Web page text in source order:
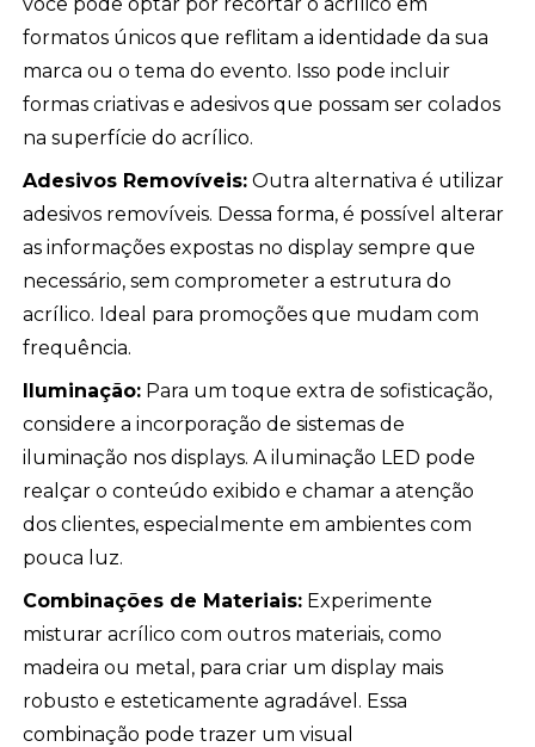
formatos únicos que reflitam a identidade da sua
marca ou o tema do evento. Isso pode incluir
formas criativas e adesivos que possam ser colados
na superfície do acrílico.
Adesivos Removíveis: Outra alternativa é utilizar
adesivos removíveis. Dessa forma, é possível alterar
as informações expostas no display sempre que
necessário, sem comprometer a estrutura do
acrílico. Ideal para promoções que mudam com
frequência.
Iluminação: Para um toque extra de sofisticação,
considere a incorporação de sistemas de
iluminação nos displays. A iluminação LED pode
realçar o conteúdo exibido e chamar a atenção
dos clientes, especialmente em ambientes com
pouca luz.
Combinações de Materiais: Experimente
misturar acrílico com outros materiais, como
madeira ou metal, para criar um display mais
robusto e esteticamente agradável. Essa
combinação pode trazer um visual